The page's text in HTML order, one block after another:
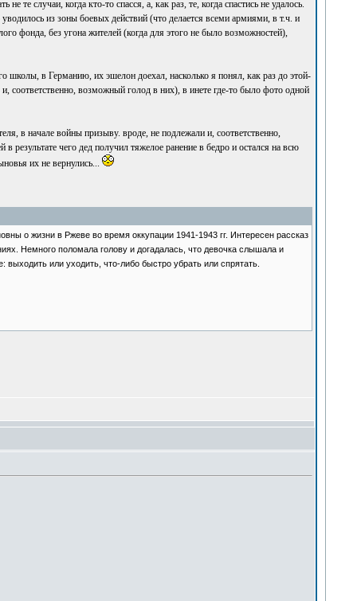
те случаи, когда кто-то спасся, а, как раз, те, когда спастись не удалось.
из зоны боевых действий (что делается всеми армиями, в т.ч. и
фонда, без угона жителей (когда для этого не было возможностей),
школы, в Германию, их эшелон доехал, насколько я понял, как раз до этой-
соответственно, возможный голод в них), в инете где-то было фото одной
в начале войны призыву. вроде, не подлежали и, соответственно,
чего дед получил тяжелое ранение в бедро и остался на всю
их не вернулись...
о жизни в Ржеве во время оккупации 1941-1943 гг. Интересен рассказ
Немного поломала голову и догадалась, что девочка слышала и
или уходить, что-либо быстро убрать или спрятать.